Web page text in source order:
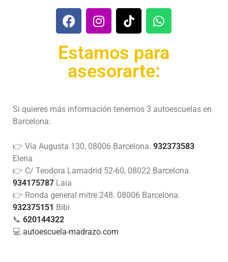
Estamos para
asesorarte:
Si quieres más información tenemos 3 autoescuelas en
Barcelona:
👉 Vía Augusta 130, 08006 Barcelona. 932373583
Elena
👉 C/ Teodora Lamadrid 52-60, 08022 Barcelona.
934175787 Laia
👉 Ronda general mitre 248. 08006 Barcelona.
932375151 Bibi
📞 620144322
💻 autoescuela-madrazo.com